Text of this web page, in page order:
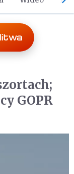
GOPR